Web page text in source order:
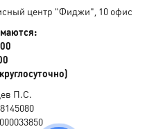
центр "Фиджи", 10 офис
П.С.